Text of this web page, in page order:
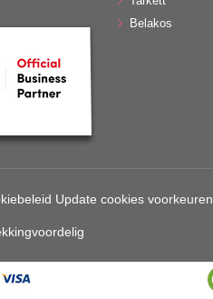
Belakos
Update cookies voorkeuren